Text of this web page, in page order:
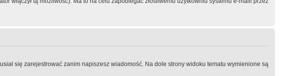
się zarejestrować zanim napiszesz wiadomość. Na dole strony widoku tematu wymienione są